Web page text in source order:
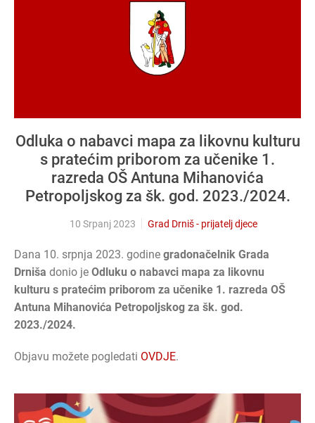
Odluka o nabavci mapa za likovnu kulturu
s pratećim priborom za učenike 1.
razreda OŠ Antuna Mihanovića
Petropoljskog za šk. god. 2023./2024.
10 Srpanj 2023 Grad Drniš - prijatelj djece
Dana 10. srpnja 2023. godine gradonačelnik Grada
Drniša donio je Odluku o nabavci mapa za likovnu
kulturu s pratećim priborom za učenike 1. razreda OŠ
Antuna Mihanovića Petropoljskog za šk. god.
2023./2024.
Objavu možete pogledati OVDJE.